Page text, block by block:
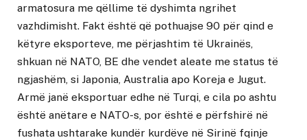
armatosura me qëllime të dyshimta ngrihet
vazhdimisht. Fakt është që pothuajse 90 për qind e
këtyre eksporteve, me përjashtim të Ukrainës,
shkuan në NATO, BE dhe vendet aleate me status të
ngjashëm, si Japonia, Australia apo Koreja e Jugut.
Armë janë eksportuar edhe në Turqi, e cila po ashtu
është anëtare e NATO-s, por është e përfshirë në
fushata ushtarake kundër kurdëve në Sirinë fqinje